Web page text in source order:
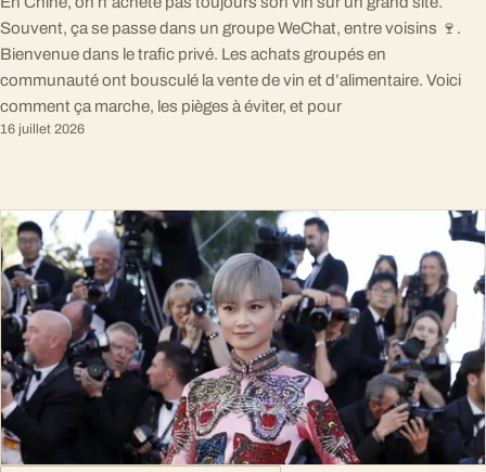
Souvent, ça se passe dans un groupe WeChat, entre voisins 🍷.
Bienvenue dans le trafic privé. Les achats groupés en
communauté ont bousculé la vente de vin et d’alimentaire. Voici
comment ça marche, les pièges à éviter, et pour
16 juillet 2026